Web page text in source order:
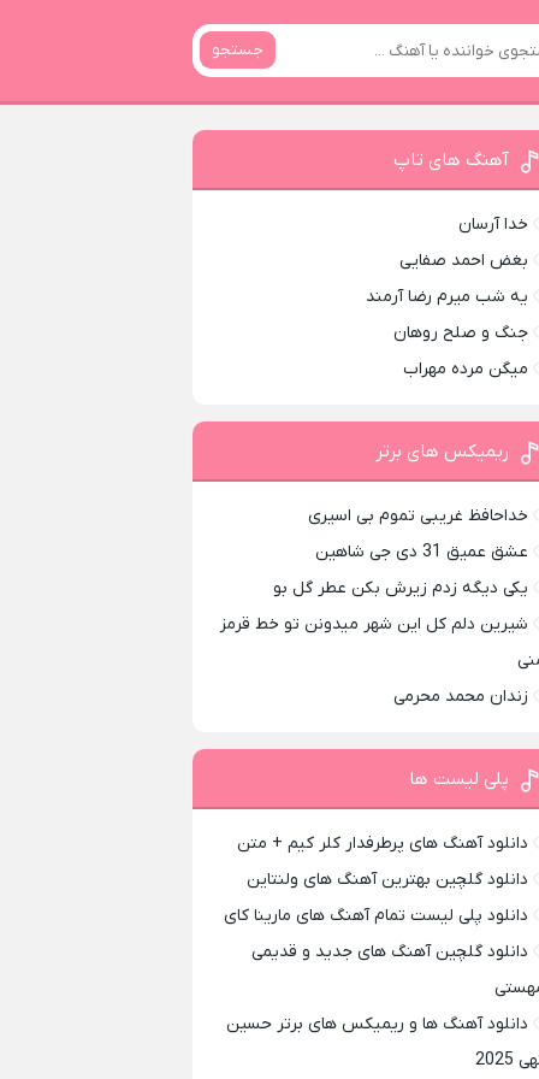
جستجو
آهنگ های تاپ
خدا آرسان
بغض احمد صفایی
یه شب میرم رضا آرمند
جنگ و صلح روهان
میگن مرده مهراب
ریمیکس های برتر
خداحافظ غریبی تموم بی اسیری
عشق عمیق 31 دی جی شاهین
یکی دیگه زدم زیرش بکن عطر گل بو
شیرین دلم کل این شهر میدونن تو خط قرمز
زندان محمد محرمی
پلی لیست ها
دانلود آهنگ های پرطرفدار کلر کیم + متن
دانلود گلچین بهترین آهنگ های ولنتاین
دانلود پلی لیست تمام آهنگ های مارینا کای
دانلود گلچین آهنگ های جدید و قدیمی
دانلود آهنگ ها و ریمیکس های برتر حسین
2025